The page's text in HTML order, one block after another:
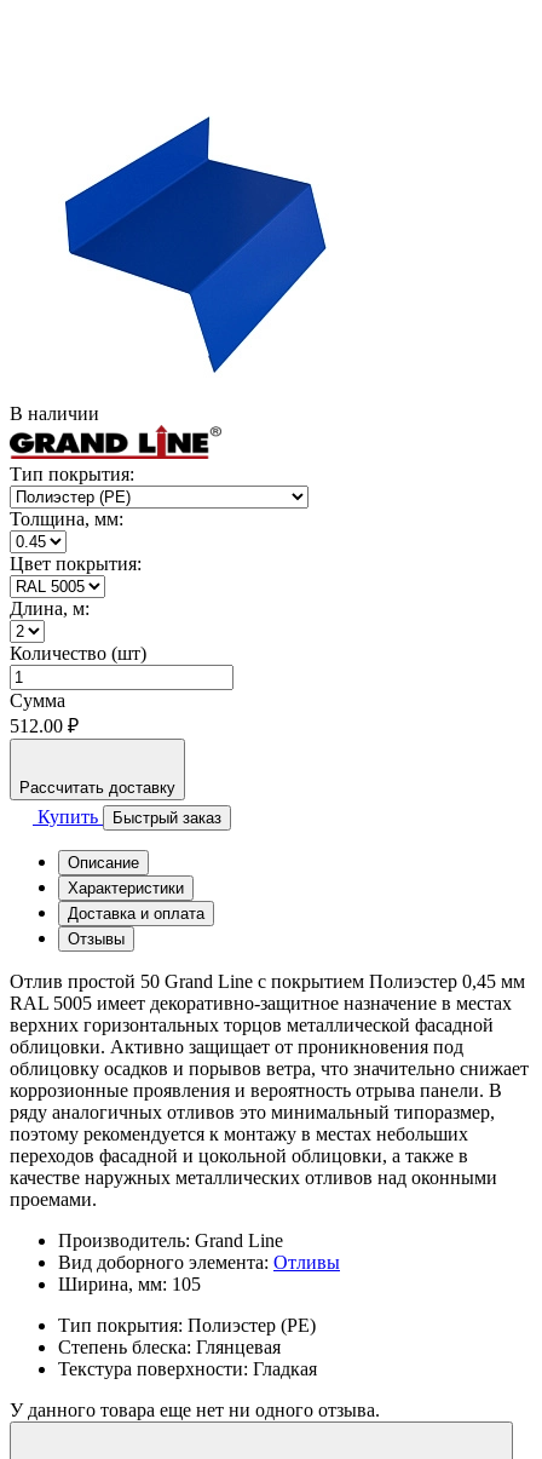
В наличии
Тип покрытия:
Толщина, мм:
Цвет покрытия:
Длина, м:
Количество (шт)
Сумма
512.00 ₽
Рассчитать доставку
Купить Быстрый заказ
Описание
Характеристики
Доставка и оплата
Отзывы
Отлив простой 50 Grand Line с покрытием Полиэстер 0,45 мм
RAL 5005 имеет декоративно-защитное назначение в местах
верхних горизонтальных торцов металлической фасадной
облицовки. Активно защищает от проникновения под
облицовку осадков и порывов ветра, что значительно снижает
коррозионные проявления и вероятность отрыва панели. В
ряду аналогичных отливов это минимальный типоразмер,
поэтому рекомендуется к монтажу в местах небольших
переходов фасадной и цокольной облицовки, а также в
качестве наружных металлических отливов над оконными
проемами.
Производитель: Grand Line
Вид доборного элемента: Отливы
Ширина, мм: 105
Тип покрытия: Полиэстер (PE)
Степень блеска: Глянцевая
Текстура поверхности: Гладкая
У данного товара еще нет ни одного отзыва.